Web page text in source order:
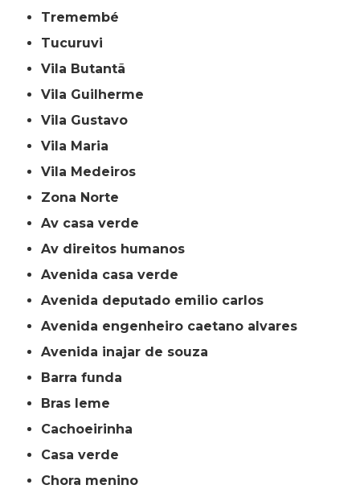
Tremembé
Tucuruvi
Vila Butantã
Vila Guilherme
Vila Gustavo
Vila Maria
Vila Medeiros
Zona Norte
av casa verde
av direitos humanos
avenida casa verde
avenida deputado emilio carlos
avenida engenheiro caetano alvares
avenida inajar de souza
barra funda
bras leme
cachoeirinha
casa verde
chora menino